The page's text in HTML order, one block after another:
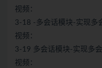
视频：
3-18 -多会话模块-实现多
视频：
3-19 多会话模块-实现多
视频：